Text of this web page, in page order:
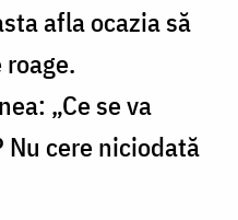
afla ocazia să
„Ce se va
cere niciodată